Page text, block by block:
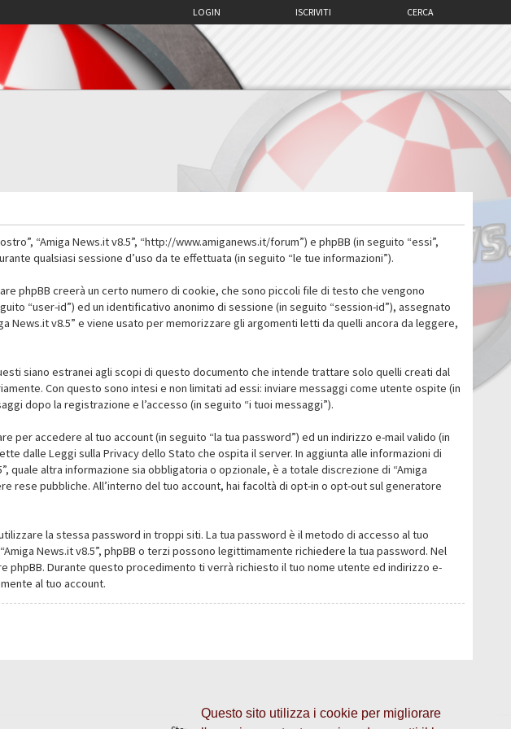
Questo sito utilizza i cookie per migliorare
CERCA
ISCRIVITI
LOGIN
“Amiga News.it v8.5”, “http://www.amiganews.it/forum”) e phpBB (in seguito “essi”,
qualsiasi sessione d’uso da te effettuata (in seguito “le tue informazioni”).
phpBB creerà un certo numero di cookie, che sono piccoli file di testo che vengono
“user-id”) ed un identificativo anonimo di sessione (in seguito “session-id”), assegnato
News.it v8.5” e viene usato per memorizzare gli argomenti letti da quelli ancora da leggere,
siano estranei agli scopi di questo documento che intende trattare solo quelli creati dal
Con questo sono intesi e non limitati ad essi: inviare messaggi come utente ospite (in
dopo la registrazione e l’accesso (in seguito “i tuoi messaggi”).
per accedere al tuo account (in seguito “la tua password”) ed un indirizzo e-mail valido (in
dalle Leggi sulla Privacy dello Stato che ospita il server. In aggiunta alle informazioni di
altra informazione sia obbligatoria o opzionale, è a totale discrezione di “Amiga
rese pubbliche. All’interno del tuo account, hai facoltà di opt-in o opt-out sul generatore
la stessa password in troppi siti. La tua password è il metodo di accesso al tuo
News.it v8.5”, phpBB o terzi possono legittimamente richiedere la tua password. Nel
phpBB. Durante questo procedimento ti verrà richiesto il tuo nome utente ed indirizzo e-
al tuo account.